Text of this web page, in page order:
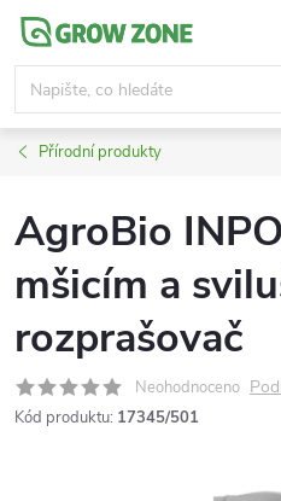
Přejít
obsah
Přírodní produkty
AgroBio
mšicím a
rozprašovač
Neohodnoceno
Kód produktu: 17345/501